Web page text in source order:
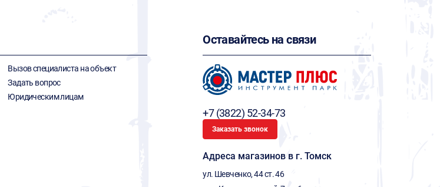
Вызов специалиста на объект
Задать вопрос
Юридическим лицам
Оставайтесь на связи
+7 (3822) 52-34-73
Заказать звонок
Адреса магазинов в г. Томск
ул. Шевченко, 44 ст. 46